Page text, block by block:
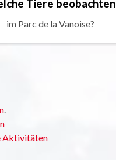
Tiere beobachten
im Parc de la Vanoise?
.
Aktivitäten